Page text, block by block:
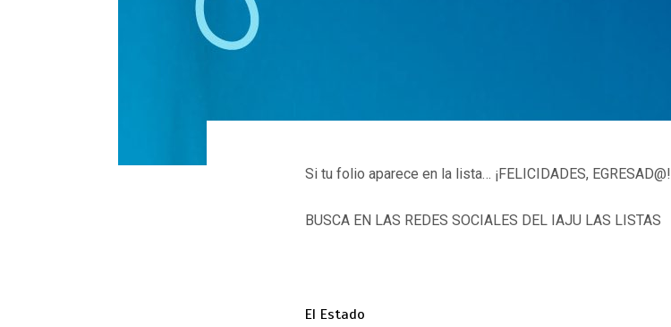
Si tu folio aparece en la lista… ¡FELICIDADES, EGRESAD@!
BUSCA EN LAS REDES SOCIALES DEL IAJU LAS LISTAS
El Estado